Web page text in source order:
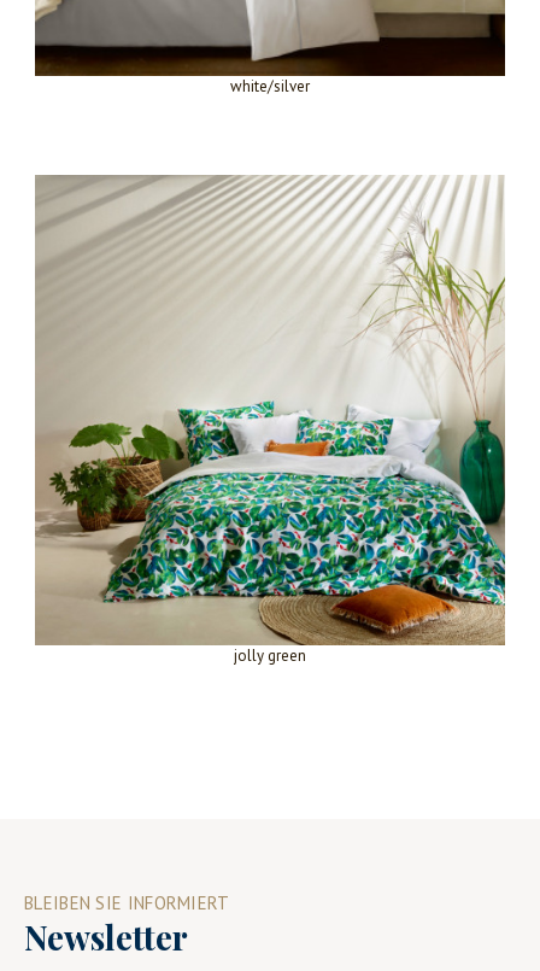
white/silver
jolly green
BLEIBEN SIE INFORMIERT
Newsletter